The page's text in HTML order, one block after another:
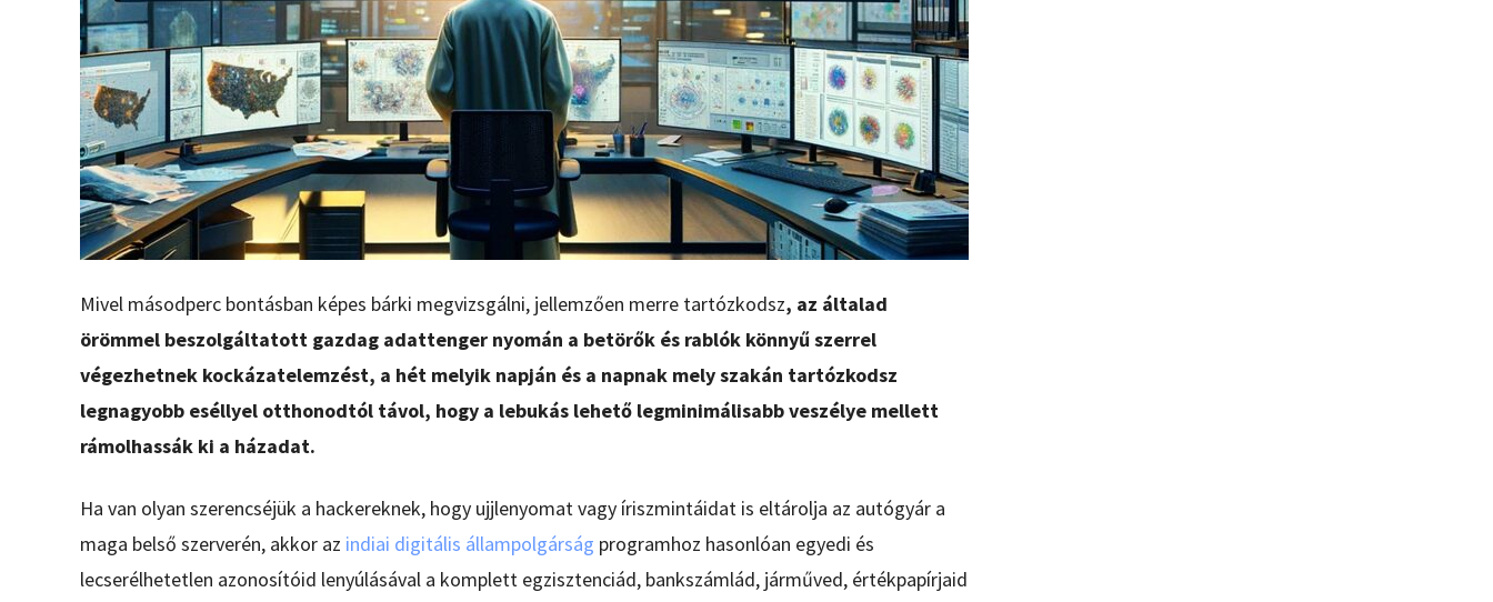
Mivel másodperc bontásban képes bárki megvizsgálni, jellemzően merre tartózkodsz, az általad
örömmel beszolgáltatott gazdag adattenger nyomán a betörők és rablók könnyű szerrel
végezhetnek kockázatelemzést, a hét melyik napján és a napnak mely szakán tartózkodsz
legnagyobb eséllyel otthonodtól távol, hogy a lebukás lehető legminimálisabb veszélye mellett
rámolhassák ki a házadat.
Ha van olyan szerencséjük a hackereknek, hogy ujjlenyomat vagy íriszmintáidat is eltárolja az autógyár a
maga belső szerverén, akkor az indiai digitális állampolgárság programhoz hasonlóan egyedi és
lecserélhetetlen azonosítóid lenyúlásával a komplett egzisztenciád, bankszámlád, járműved, értékpapírjaid